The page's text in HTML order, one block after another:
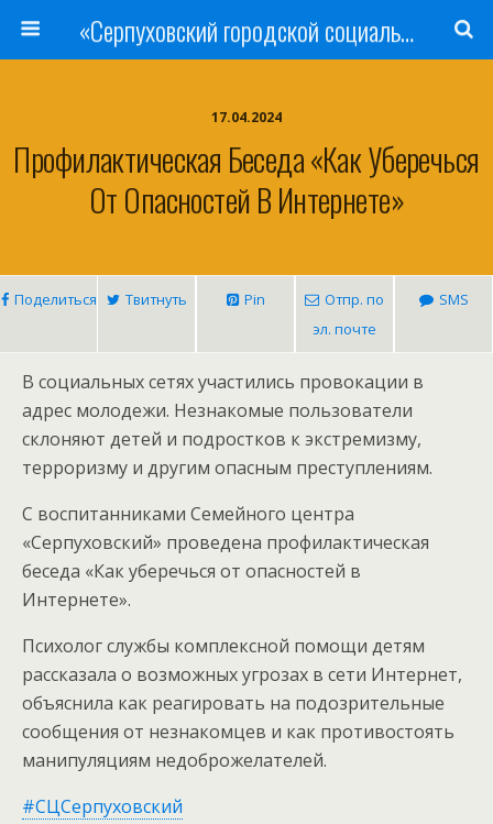
«Серпуховский городской социально-реабилитационный Центр для несовершеннолетних»
17.04.2024
Профилактическая Беседа «Как Уберечься
От Опасностей В Интернете»
Поделиться Твитнуть Pin
Отпр. по
эл. почте
SMS
В социальных сетях участились провокации в
адрес молодежи. Незнакомые пользователи
склоняют детей и подростков к экстремизму,
терроризму и другим опасным преступлениям.
С воспитанниками Семейного центра
«Серпуховский» проведена профилактическая
беседа «Как уберечься от опасностей в
Интернете».
Психолог службы комплексной помощи детям
рассказала о возможных угрозах в сети Интернет,
объяснила как реагировать на подозрительные
сообщения от незнакомцев и как противостоять
манипуляциям недоброжелателей.
#СЦСерпуховский